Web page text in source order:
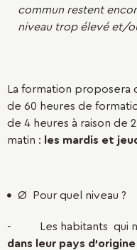
commun restent
niveau trop élevé et/
La formation proposera
de 60 heures de
de 4 heures à raison de
matin :
les mardis et
Ø Pour quel niveau ?
- Les habitants qui
dans leur pays d’origine